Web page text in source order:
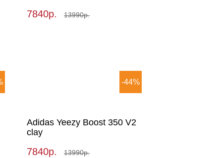
7840р. 13990р.
-44%
Adidas Yeezy Boost 350 V2
clay
7840р. 13990р.